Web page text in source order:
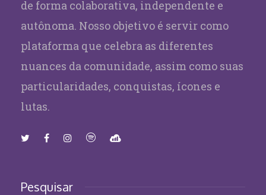
de forma colaborativa, independente e
autônoma. Nosso objetivo é servir como
plataforma que celebra as diferentes
nuances da comunidade, assim como suas
particularidades, conquistas, ícones e
lutas.
Pesquisar